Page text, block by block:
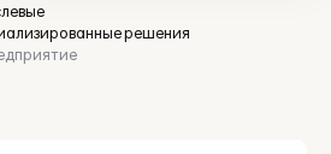
решения